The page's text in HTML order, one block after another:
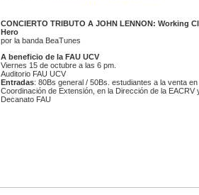
CONCIERTO TRIBUTO A JOHN LENNON: Working
Hero
por la banda BeaTunes
A beneficio de la FAU UCV
Viernes 15 de octubre a las 6 pm.
Auditorio FAU UCV
Entradas: 80Bs general / 50Bs. estudiantes a la venta en
Coordinación de Extensión, en la Dirección de la EACRV
Decanato FAU